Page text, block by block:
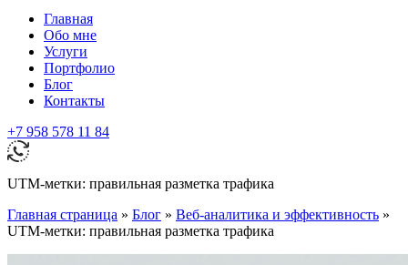
Главная
Обо мне
Услуги
Портфолио
Блог
Контакты
+7 958 578 11 84
UTM-метки: правильная разметка трафика
Главная страница » Блог » Веб-аналитика и эффективность »
UTM-метки: правильная разметка трафика